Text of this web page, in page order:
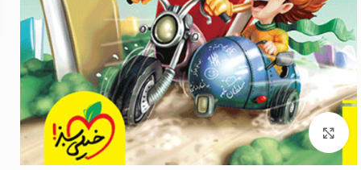
برای بزرگنمایی کلیک کنید